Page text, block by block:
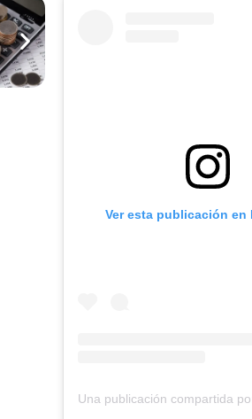
f
Ver esta publicación en